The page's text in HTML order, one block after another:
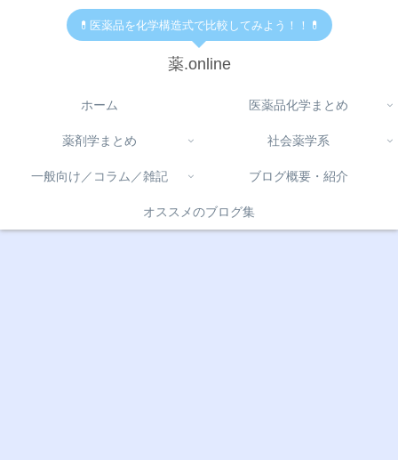
💊医薬品を化学構造式で比較してみよう！！💊
薬.online
ホーム 医薬品化学まとめ
薬剤学まとめ 社会薬学系
一般向け／コラム／雑記 ブログ概要・紹介
オススメのブログ集